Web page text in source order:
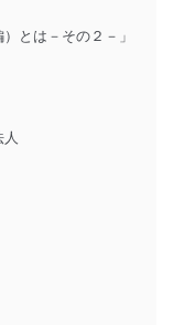
とは－その２－」